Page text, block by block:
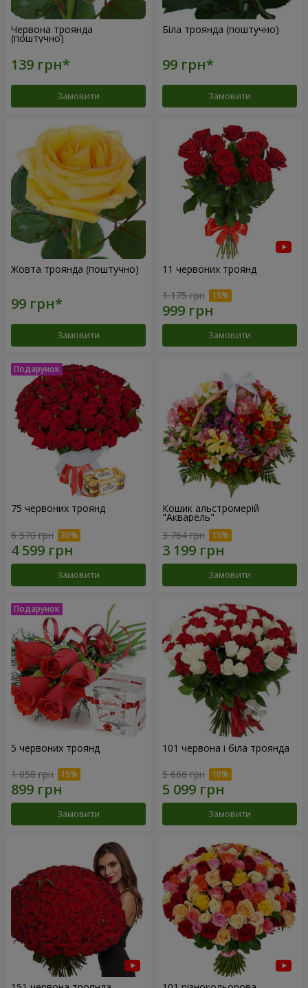
Червона троянда
(поштучно)
Замовити
Біла троянда (поштучно)
Замовити
Жовта троянда (поштучно)
Замовити
11 червоних троянд
1 175 грн
Замовити
75 червоних троянд
6 570 грн
Замовити
Кошик альстромерій
"Акварель"
3 764 грн
Замовити
5 червоних троянд
1 058 грн
Замовити
101 червона і біла троянда
5 666 грн
Замовити